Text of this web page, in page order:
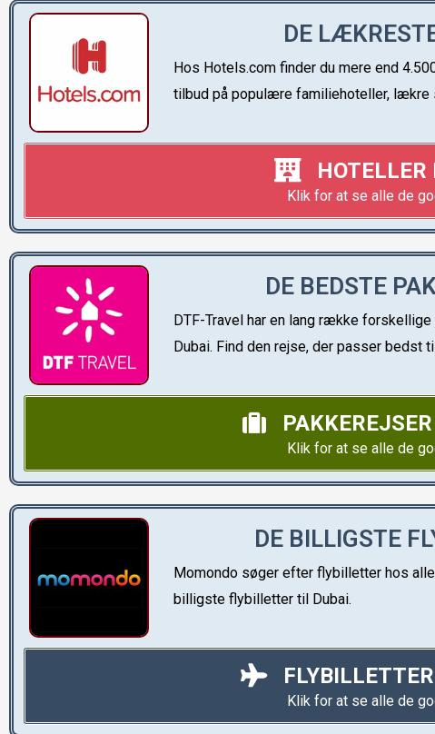
DE
Hos Hotels.com finder du mere end
tilbud på populære familiehoteller, lækre
HOTELLER
Klik for at se alle de
DE BEDSTE
DTF-Travel har en lang række
Dubai. Find den rejse, der passer bedst
Klik for at se alle de
DE BILLIGSTE
Momondo søger efter flybilletter hos
billigste flybilletter til Dubai.
Klik for at se alle de